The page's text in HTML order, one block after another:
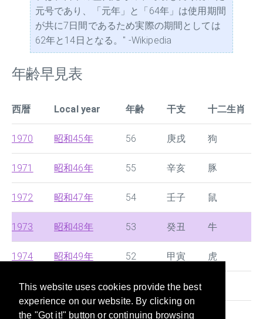
This website uses cookies provide the best
experience on our website. By clicking on
the "Got it!" button or continuing browsing
元号であり、「元年」と「64年」は使用期間
が共に7日間であるため実際の期間としては
62年と14日となる。" -Wikipedia
年齢早見表
西暦 Local year 年齢 干支 十二生肖
1970 昭和45年 56 庚戌 狗
1971 昭和46年 55 辛亥 豚
1972 昭和47年 54 壬子 鼠
1973 昭和48年 53 癸丑 牛
1974 昭和49年 52 甲寅 虎
1975 昭和50年 51 乙卯
1976 昭和51年 50 丙辰